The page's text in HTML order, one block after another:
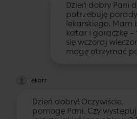
Dzień dobry Pani
potrzebuję
lekarskiego. Mam
katar i gorączkę –
się wczoraj
mogę otrzymać
Lekarz
Dzień dobry! Oczywiście,
pomogę Pani. Czy